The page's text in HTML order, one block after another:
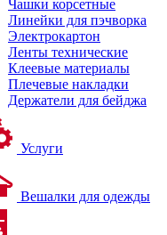
Чашки корсетные
Линейки для пэчворка
Электрокартон
Ленты технические
Клеевые материалы
Плечевые накладки
Держатели для бейджа
Услуги
Вешалки для одежды